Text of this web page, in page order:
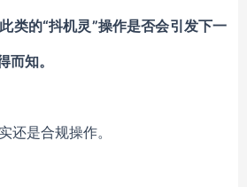
类的“抖机灵”操作是否会引发下一
而知。
还是合规操作。